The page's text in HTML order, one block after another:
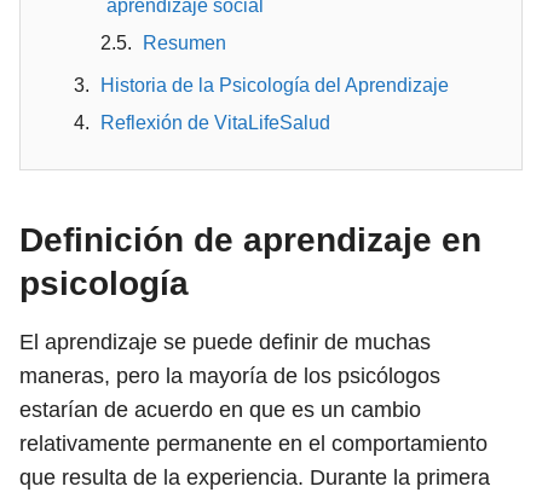
aprendizaje social
Resumen
Historia de la Psicología del Aprendizaje
Reflexión de VitaLifeSalud
Definición de aprendizaje en
psicología
El aprendizaje se puede definir de muchas
maneras, pero la mayoría de los psicólogos
estarían de acuerdo en que es un cambio
relativamente permanente en el comportamiento
que resulta de la experiencia. Durante la primera